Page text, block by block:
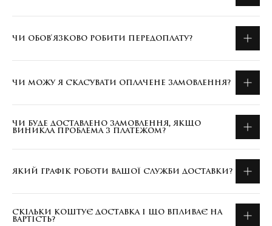
ЧИ ОБОВ'ЯЗКОВО РОБИТИ ПЕРЕДОПЛАТУ?
ЧИ МОЖУ Я СКАСУВАТИ ОПЛАЧЕНЕ ЗАМОВЛЕННЯ?
ЧИ БУДЕ ДОСТАВЛЕНО ЗАМОВЛЕННЯ, ЯКЩО
ВИНИКЛА ПРОБЛЕМА З ПЛАТЕЖОМ?
ЯКИЙ ГРАФІК РОБОТИ ВАШОЇ СЛУЖБИ ДОСТАВКИ?
СКІЛЬКИ КОШТУЄ ДОСТАВКА І ЩО ВПЛИВАЄ НА
ВАРТІСТЬ?